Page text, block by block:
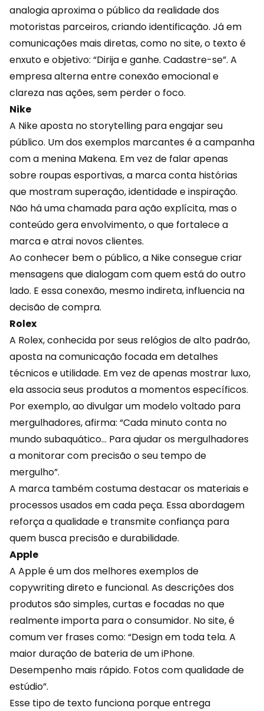
analogia aproxima o público da realidade dos
motoristas parceiros, criando identificação. Já em
comunicações mais diretas, como no site, o texto é
enxuto e objetivo: “Dirija e ganhe. Cadastre-se”. A
empresa alterna entre conexão emocional e
clareza nas ações, sem perder o foco.
Nike
A Nike aposta no storytelling para engajar seu
público. Um dos exemplos marcantes é a campanha
com a menina Makena. Em vez de falar apenas
sobre roupas esportivas, a marca conta histórias
que mostram superação, identidade e inspiração.
Não há uma chamada para ação explícita, mas o
conteúdo gera envolvimento, o que fortalece a
marca e atrai novos clientes.
Ao conhecer bem o público, a Nike consegue criar
mensagens que dialogam com quem está do outro
lado. E essa conexão, mesmo indireta, influencia na
decisão de compra.
Rolex
A Rolex, conhecida por seus relógios de alto padrão,
aposta na comunicação focada em detalhes
técnicos e utilidade. Em vez de apenas mostrar luxo,
ela associa seus produtos a momentos específicos.
Por exemplo, ao divulgar um modelo voltado para
mergulhadores, afirma: “Cada minuto conta no
mundo subaquático… Para ajudar os mergulhadores
a monitorar com precisão o seu tempo de
mergulho”.
A marca também costuma destacar os materiais e
processos usados em cada peça. Essa abordagem
reforça a qualidade e transmite confiança para
quem busca precisão e durabilidade.
Apple
A Apple é um dos melhores exemplos de
copywriting direto e funcional. As descrições dos
produtos são simples, curtas e focadas no que
realmente importa para o consumidor. No site, é
comum ver frases como: “Design em toda tela. A
maior duração de bateria de um iPhone.
Desempenho mais rápido. Fotos com qualidade de
estúdio”.
Esse tipo de texto funciona porque entrega